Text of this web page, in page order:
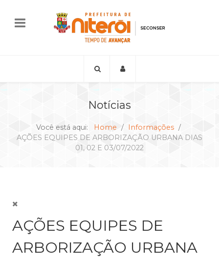
Notícias
Você está aqui: Home
Informações
AÇÕES EQUIPES DE ARBORIZAÇÃO URBANA DIAS
01, 02 E 03/07/2022
AÇÕES EQUIPES DE
ARBORIZAÇÃO URBANA